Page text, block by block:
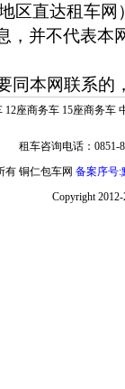
区直达租车网
，并不代表本
同本网联系的
12座商务车 15座商务车
租车咨询电话：0851-
有 铜仁包车网 备案序号:
Copyright